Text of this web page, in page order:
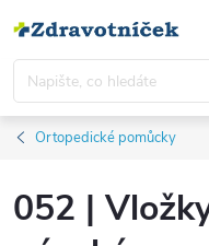
Ortopedické pomůcky
052 |